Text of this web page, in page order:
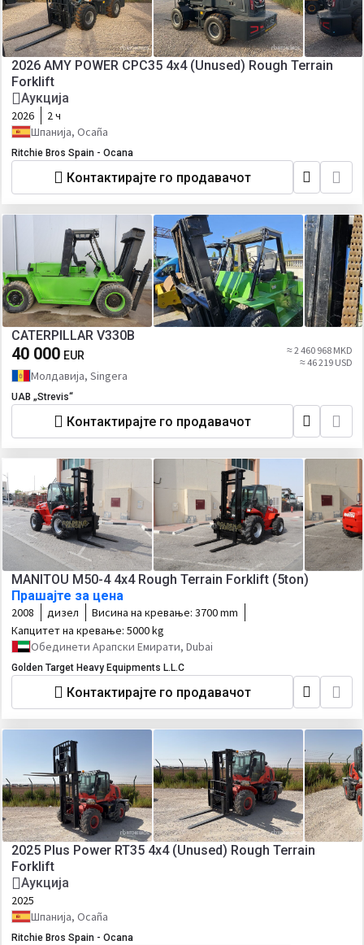
2026 AMY POWER CPC35 4x4 (Unused) Rough Terrain
Forklift
Аукција
2026
2 ч
Шпанија, Ocaña
Ritchie Bros Spain - Ocana
Контактирајте го продавачот
CATERPILLAR V330B
40 000 EUR
≈ 2 460 968 MKD
≈ 46 219 USD
Молдавија, Singera
UAB „Strevis“
Контактирајте го продавачот
MANITOU M50-4 4x4 Rough Terrain Forklift (5ton)
Прашајте за цена
2008 дизел Висина на кревање: 3700 mm
Капцитет на кревање: 5000 kg
Обединети Арапски Емирати, Dubai
Golden Target Heavy Equipments L.L.C
Контактирајте го продавачот
2025 Plus Power RT35 4x4 (Unused) Rough Terrain
Forklift
Аукција
2025
Шпанија, Ocaña
Ritchie Bros Spain - Ocana